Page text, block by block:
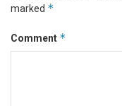
marked *
Comment *